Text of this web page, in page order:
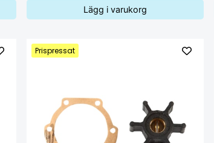
Lägg i varukorg
Prispressat